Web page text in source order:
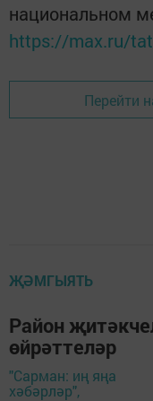
национальном
https://max.ru/
Перейти
ҖӘМГЫЯТЬ
Район
өйрәттеләр
"Сарман: иң яңа
хәбәрләр",